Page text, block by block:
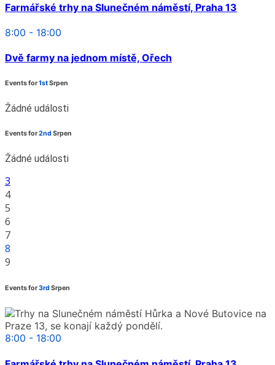
Farmářské trhy na Slunečném náměstí, Praha 13
8:00 - 18:00
Dvě farmy na jednom místě, Ořech
Events for1stSrpen
Žádné události
Events for2nd Srpen
Žádné události
3
4
5
6
7
8
9
Events for3rd Srpen
8:00 - 18:00